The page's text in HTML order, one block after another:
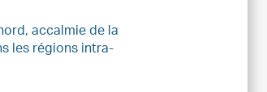
accalmie de la
les régions intra-